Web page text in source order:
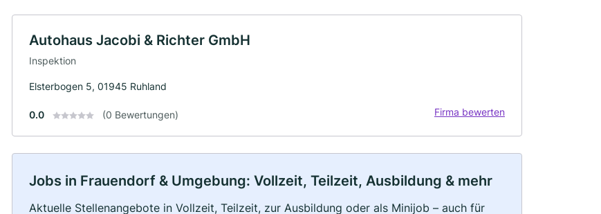
Autohaus Jacobi & Richter GmbH
Inspektion
Elsterbogen 5, 01945 Ruhland
0.0 (0 Bewertungen) Firma bewerten
Jobs in Frauendorf & Umgebung: Vollzeit, Teilzeit, Ausbildung & mehr
Aktuelle Stellenangebote in Vollzeit, Teilzeit, zur Ausbildung oder als Minijob – auch für